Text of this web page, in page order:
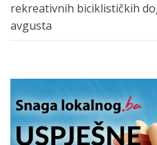
rekreativnih biciklističkih
avgusta